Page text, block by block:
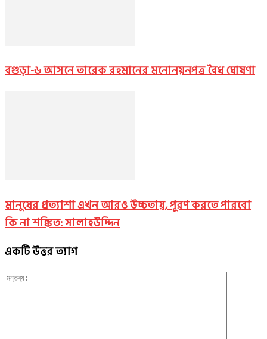
বগুড়া-৬ আসনে তারেক রহমানের মনোনয়নপত্র বৈধ ঘোষণা
মানুষের প্রত্যাশা এখন আরও উচ্চতায়, পূরণ করতে পারবো
কি না শঙ্কিত: সালাহউদ্দিন
একটি উত্তর ত্যাগ